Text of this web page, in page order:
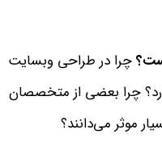
چرا در طراحی وبسایت
چرا بعضی از متخصصان
موثر می‌دانند؟